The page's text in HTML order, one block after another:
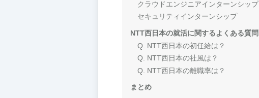
クラウドエンジニアインターンシップ
セキュリティインターンシップ
NTT西日本の就活に関するよくある質問
Q. NTT西日本の初任給は？
Q. NTT西日本の社風は？
Q. NTT西日本の離職率は？
まとめ